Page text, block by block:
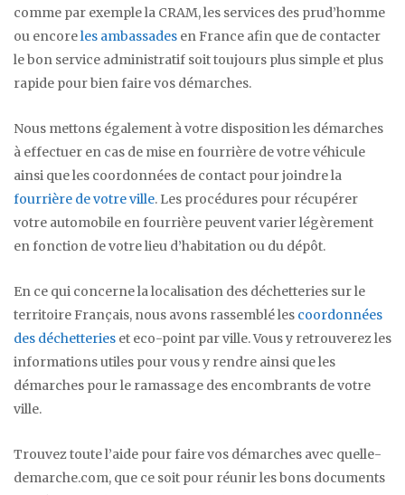
comme par exemple la CRAM, les services des prud’homme
ou encoreles ambassades en France afin que de contacter
le bon service administratif soit toujours plus simple et plus
rapide pour bien faire vos démarches.
Nous mettons également à votre disposition les démarches
à effectuer en cas de mise en fourrière de votre véhicule
ainsi que les coordonnées de contact pour joindre la
fourrière de votre ville. Les procédures pour récupérer
votre automobile en fourrière peuvent varier légèrement
en fonction de votre lieu d’habitation ou du dépôt.
En ce qui concerne la localisation des déchetteries sur le
territoire Français, nous avons rassemblé les coordonnées
des déchetteries et eco-point par ville. Vous y retrouverez les
informations utiles pour vous y rendre ainsi que les
démarches pour le ramassage des encombrants de votre
ville.
Trouvez toute l’aide pour faire vos démarches avec quelle-
demarche.com, que ce soit pour réunir les bons documents